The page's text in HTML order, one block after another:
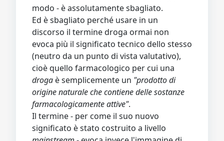
modo - è assolutamente sbagliato.
Ed è sbagliato perché usare in un
discorso il termine droga ormai non
evoca più il significato tecnico dello stesso
(neutro da un punto di vista valutativo),
cioè quello farmacologico per cui una
droga è semplicemente un "prodotto di
origine naturale che contiene delle sostanze
farmacologicamente attive".
Il termine - per come il suo nuovo
significato è stato costruito a livello